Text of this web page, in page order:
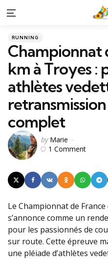
Menu
Categories
Posted
RUNNING
Championnat
km à Troyes :
athlètes
complet
Posted
by
by Marie
1 Comment
Le Championnat de
s’annonce comme un
pour les passionnés de
sur route. Cette épreuve
une pléiade d’athlètes